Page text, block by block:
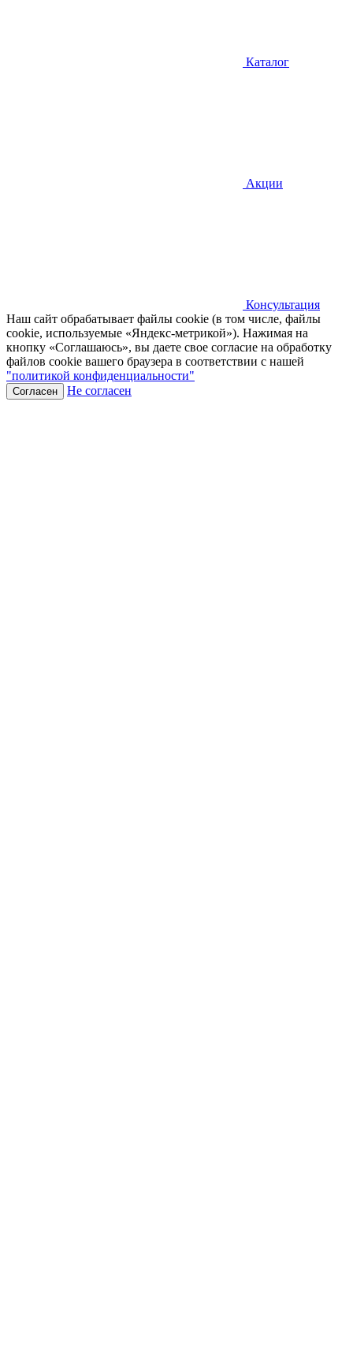
Каталог
Акции
Консультация
Наш сайт обрабатывает файлы cookie (в том числе, файлы
cookie, используемые «Яндекс-метрикой»). Нажимая на
кнопку «Соглашаюсь», вы даете свое согласие на обработку
файлов cookie вашего браузера в соответствии с нашей
"политикой конфиденциальности"
Согласен Не согласен